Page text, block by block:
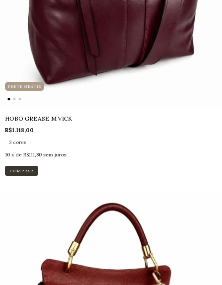
FRETE GRÁTIS
HOBO GREASE M VICK
R$1.118,00
3 cores
10 x de R$111,80 sem juros
COMPRAR